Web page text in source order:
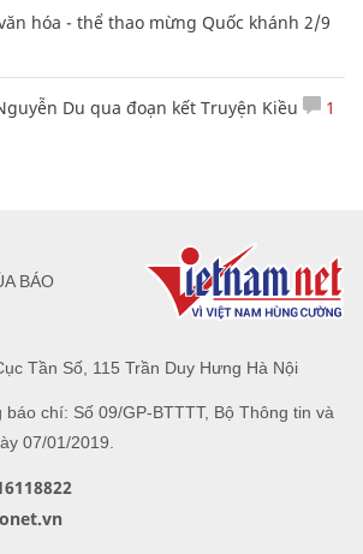
hóa - thể thao mừng Quốc khánh 2/9
Du qua đoạn kết Truyện Kiều 1
Tần Số, 115 Trần Duy Hưng Hà Nội
chí: Số 09/GP-BTTTT, Bộ Thông tin và
07/01/2019.
BÁO